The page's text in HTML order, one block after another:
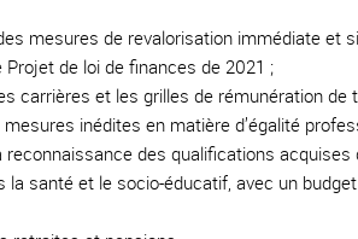
mesures de revalorisation immédiate et
de loi de finances de 2021 ;
carrières et les grilles de rémunération de
mesures inédites en matière d’égalité
reconnaissance des qualifications
la santé et le socio-éducatif, avec un